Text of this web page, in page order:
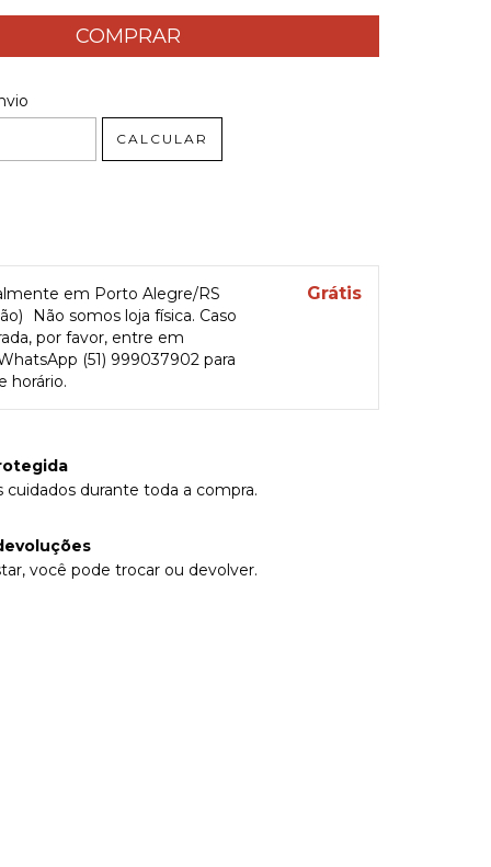
CALCULAR
em Porto Alegre/RS
Não somos loja física. Caso
por favor, entre em
(51) 999037902 para
horário.
Grátis
cuidados durante toda a compra.
você pode trocar ou devolver.